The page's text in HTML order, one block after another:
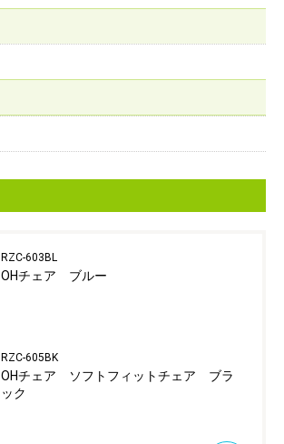
RZC-603BL
OHチェア ブルー
RZC-605BK
OHチェア ソフトフィットチェア ブラ
ック